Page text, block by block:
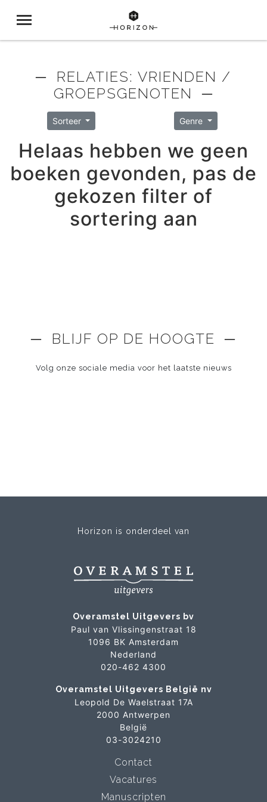
─ RELATIES: VRIENDEN /
GROEPSGENOTEN ─
Sorteer Genre
Helaas hebben we geen
boeken gevonden, pas de
gekozen filter of
sortering aan
─ BLIJF OP DE HOOGTE ─
Volg onze sociale media voor het laatste nieuws
Horizon is onderdeel van
Overamstel Uitgevers bv
Paul van Vlissingenstraat 18
1096 BK Amsterdam
Nederland
020-462 4300
Overamstel Uitgevers België nv
Leopold De Waelstraat 17A
2000 Antwerpen
België
03-3024210
Contact
Vacatures
Manuscripten